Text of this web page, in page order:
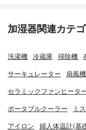
加湿器関連カテ
洗濯機 冷蔵庫 掃除機
サーキュレーター 扇風機
セラミックファンヒータ
ポータブルクーラー ミ
アイロン 婦人体温計(基